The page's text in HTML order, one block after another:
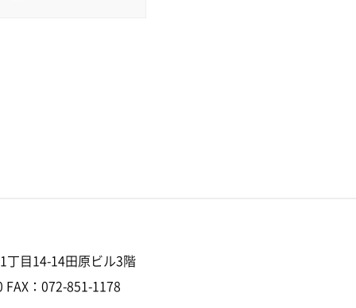
丁目14-14田原ビル3階
FAX：072-851-1178